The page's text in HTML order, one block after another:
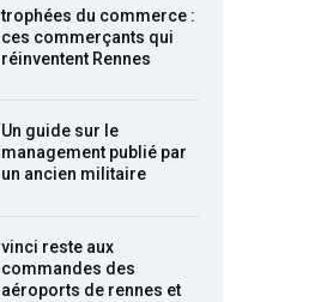
trophées du commerce :
ces commerçants qui
réinventent Rennes
Un guide sur le
management publié par
un ancien militaire
vinci reste aux
commandes des
aéroports de rennes et